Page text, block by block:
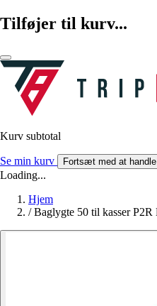
Tilføjer til kurv...
Kurv subtotal
Se min kurv Fortsæt med at handle
Loading...
Hjem
/ Baglygte 50 til kasser